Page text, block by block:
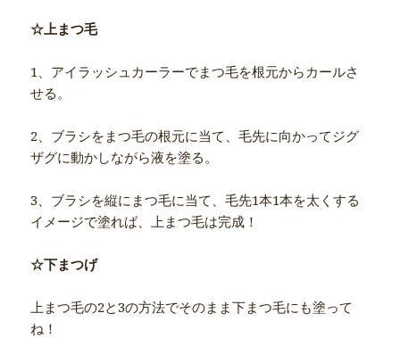
☆上まつ毛
1、アイラッシュカーラーでまつ毛を根元からカールさ
せる。
2、ブラシをまつ毛の根元に当て、毛先に向かってジグ
ザグに動かしながら液を塗る。
3、ブラシを縦にまつ毛に当て、毛先1本1本を太くする
イメージで塗れば、上まつ毛は完成！
☆下まつげ
上まつ毛の2と3の方法でそのまま下まつ毛にも塗って
ね！